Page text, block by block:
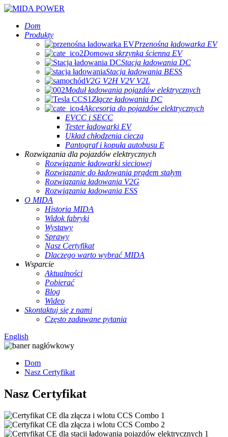
Dom
Produkty
Przenośna ładowarka EV
Domowa skrzynka ścienna EV
Stacja ładowania DC
Stacja ładowania BESS
V2G V2H V2V V2L
Moduł ładowania pojazdów elektrycznych
Złącze ładowania DC
Akcesoria do pojazdów elektrycznych
EVCC i SECC
Tester ładowarki EV
Układ chłodzenia cieczą
Pantograf i kopuła autobusu E
Rozwiązania dla pojazdów elektrycznych
Rozwiązanie ładowarki sieciowej
Rozwiązanie do ładowania prądem stałym
Rozwiązania ładowania V2G
Rozwiązania ładowania ESS
O MIDA
Historia MIDA
Widok fabryki
Wystawy
Sprawy
Nasz Certyfikat
Dlaczego warto wybrać MIDA
Wsparcie
Aktualności
Pobierać
Blog
Wideo
Skontaktuj się z nami
Często zadawane pytania
English
Dom
Nasz Certyfikat
Nasz Certyfikat